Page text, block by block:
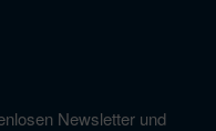
Newsletter und